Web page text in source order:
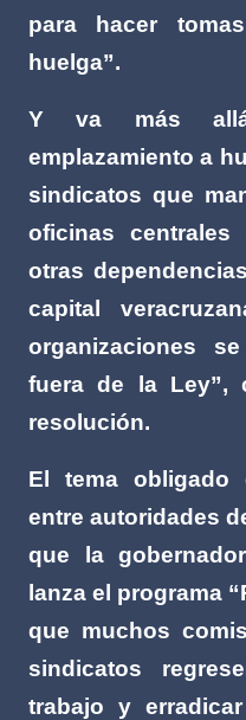
para hacer
huelga”.
Y va más
emplazamiento a
sindicatos que
oficinas
otras
capital
organizaciones
fuera de la Ley”,
resolución.
El tema obligado
entre autoridades
que la
lanza el programa
que muchos
sindicatos
trabajo y